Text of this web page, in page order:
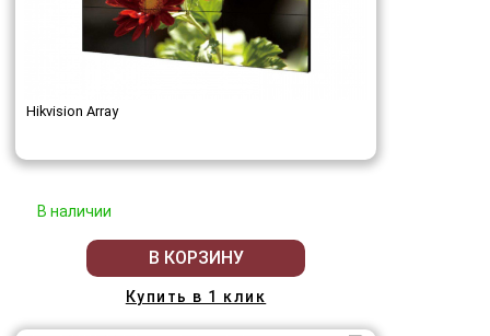
Hikvision Array
В наличии
В КОРЗИНУ
Купить в 1 клик